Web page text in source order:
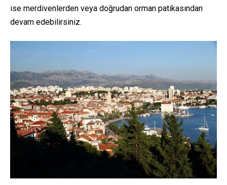
ise merdivenlerden veya doğrudan orman patikasından
devam edebilirsiniz.